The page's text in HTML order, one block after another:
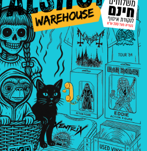
– jar of flies
חולצות| חולצות
Alice In Chains
מוצר זה חסר כרגע במלאי ואינו זמין.